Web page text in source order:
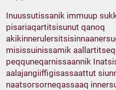
Inuussutissanik immuup
pisariaqartitsisunut qanoq
misissuinissamik
peqquneqarnissaannik
aalajangiiffigisassaattut
naatsorsorneqassaaq